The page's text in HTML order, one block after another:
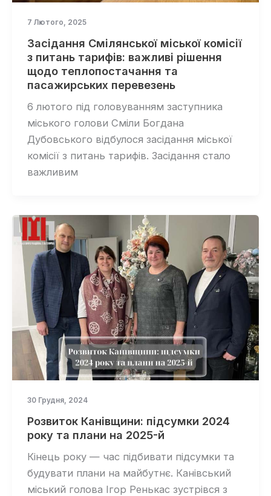
7 Лютого, 2025
Засідання Смілянської міської комісії
з питань тарифів: важливі рішення
щодо теплопостачання та
пасажирських перевезень
6 лютого під головуванням заступника
міського голови Сміли Богдана
Дубовського відбулося засідання міської
комісії з питань тарифів. Засідання стало
важливим
30 Грудня, 2024
Розвиток Канівщини: підсумки 2024
року та плани на 2025-й
Кінець року — час підбивати підсумки та
будувати плани на майбутнє. Канівський
міський голова Ігор Ренькас зустрівся з